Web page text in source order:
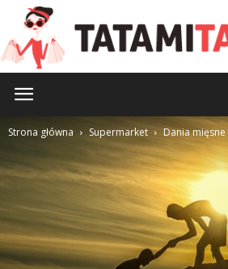
Strona główna Supermarket Dania mięsne